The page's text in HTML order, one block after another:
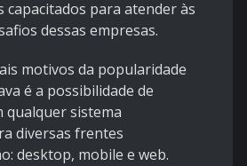
capacitados para atender às
dessas empresas.
motivos da popularidade
é a possibilidade de
qualquer sistema
diversas frentes
desktop, mobile e web.